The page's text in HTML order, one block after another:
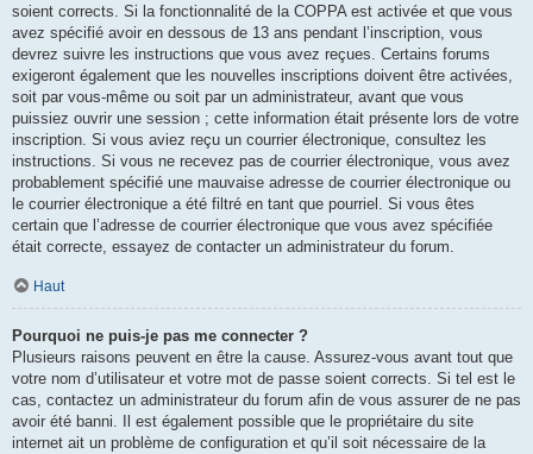
soient corrects. Si la fonctionnalité de la COPPA est activée et que vous
avez spécifié avoir en dessous de 13 ans pendant l’inscription, vous
devrez suivre les instructions que vous avez reçues. Certains forums
exigeront également que les nouvelles inscriptions doivent être activées,
soit par vous-même ou soit par un administrateur, avant que vous
puissiez ouvrir une session ; cette information était présente lors de votre
inscription. Si vous aviez reçu un courrier électronique, consultez les
instructions. Si vous ne recevez pas de courrier électronique, vous avez
probablement spécifié une mauvaise adresse de courrier électronique ou
le courrier électronique a été filtré en tant que pourriel. Si vous êtes
certain que l’adresse de courrier électronique que vous avez spécifiée
était correcte, essayez de contacter un administrateur du forum.
Haut
Pourquoi ne puis-je pas me connecter ?
Plusieurs raisons peuvent en être la cause. Assurez-vous avant tout que
votre nom d’utilisateur et votre mot de passe soient corrects. Si tel est le
cas, contactez un administrateur du forum afin de vous assurer de ne pas
avoir été banni. Il est également possible que le propriétaire du site
internet ait un problème de configuration et qu’il soit nécessaire de la